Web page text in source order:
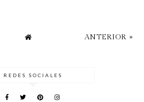
ANTERIOR »
REDES SOCIALES